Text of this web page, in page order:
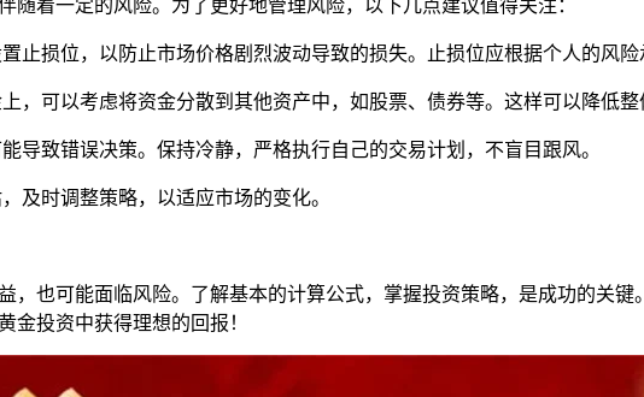
着一定的风险。为了更好地管理风险，以下几点建议值得关注：
止损位，以防止市场价格剧烈波动导致的损失。止损位应根据个人的风险
，可以考虑将资金分散到其他资产中，如股票、债券等。这样可以降低整
导致错误决策。保持冷静，严格执行自己的交易计划，不盲目跟风。
及时调整策略，以适应市场的变化。
，也可能面临风险。了解基本的计算公式，掌握投资策略，是成功的关
金投资中获得理想的回报！